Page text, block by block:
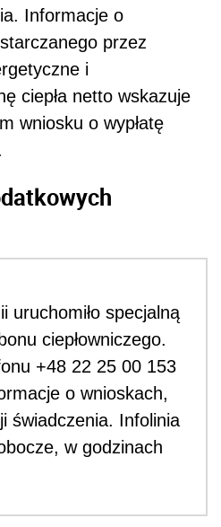
Informacje o
przez
i
ciepła netto wskazuje
wniosku o wypłatę
uruchomiło specjalną
ciepłowniczego.
+48 22 25 00 153
o wnioskach,
świadczenia. Infolinia
w godzinach